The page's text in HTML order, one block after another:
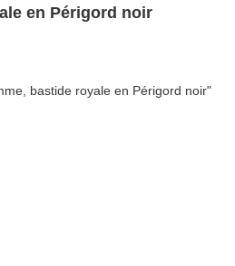
en Périgord noir